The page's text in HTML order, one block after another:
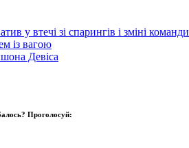
у втечі зі спарингів і зміні команди
із вагою
Девіса
Проголосуй: